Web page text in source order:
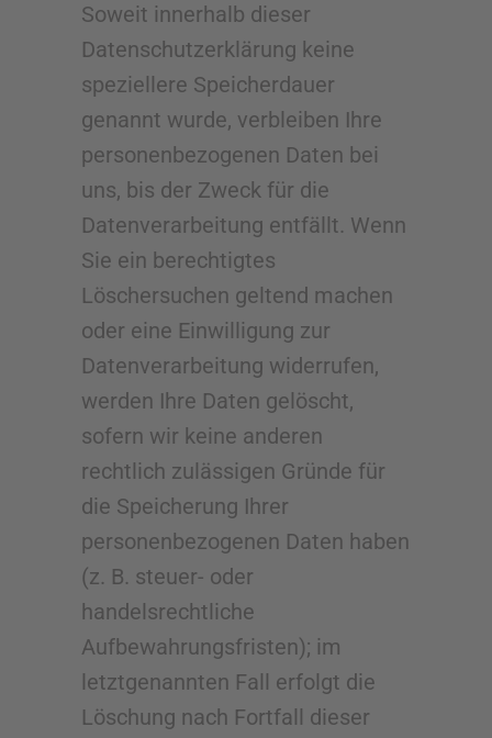
Soweit innerhalb dieser
Datenschutzerklärung keine
speziellere Speicherdauer
genannt wurde, verbleiben Ihre
personenbezogenen Daten bei
uns, bis der Zweck für die
Datenverarbeitung entfällt. Wenn
Sie ein berechtigtes
Löschersuchen geltend machen
oder eine Einwilligung zur
Datenverarbeitung widerrufen,
werden Ihre Daten gelöscht,
sofern wir keine anderen
rechtlich zulässigen Gründe für
die Speicherung Ihrer
personenbezogenen Daten haben
(z. B. steuer- oder
handelsrechtliche
Aufbewahrungsfristen); im
letztgenannten Fall erfolgt die
Löschung nach Fortfall dieser